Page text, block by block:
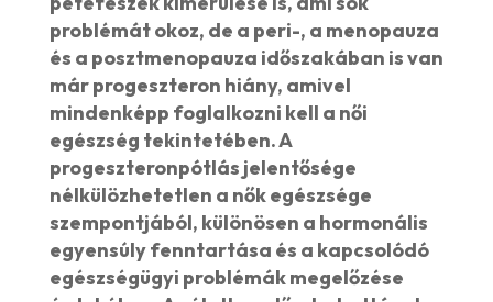
problémát okoz, de a peri-, a menopauza
és a posztmenopauza időszakában is van
már progeszteron hiány, amivel
mindenképp foglalkozni kell a női
egészség tekintetében. A
progeszteronpótlás jelentősége
nélkülözhetetlen a nők egészsége
szempontjából, különösen a hormonális
egyensúly fenntartása és a kapcsolódó
egészségügyi problémák megelőzése